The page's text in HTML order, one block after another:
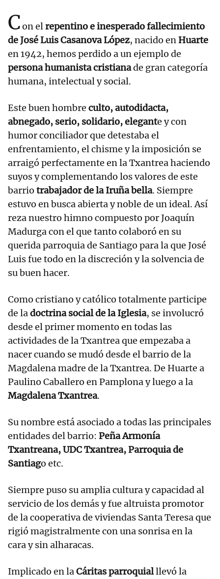
Con elrepentino e inesperado fallecimiento
de José Luis Casanova López, nacido en Huarte
en 1942, hemos perdido a un ejemplo de
persona humanista cristianade gran categoría
humana, intelectual y social.
Este buen hombre culto, autodidacta,
abnegado, serio, solidario, elegante y con
humor conciliador que detestaba el
enfrentamiento, el chisme y la imposición se
arraigó perfectamente en la Txantrea haciendo
suyos y complementando los valores de este
barrio trabajador de la Iruña bella. Siempre
estuvo en busca abierta y noble de un ideal. Así
reza nuestro himno compuesto por Joaquín
Madurga con el que tanto colaboró en su
querida parroquia de Santiago para la que José
Luis fue todo en la discreción y la solvencia de
su buen hacer.
Como cristiano y católico totalmente participe
de ladoctrina social de la Iglesia, se involucró
desde el primer momento en todas las
actividades de la Txantrea que empezaba a
nacer cuando se mudó desde el barrio de la
Magdalena madre de la Txantrea. De Huarte a
Paulino Caballero en Pamplona y luego a la
Magdalena Txantrea.
Su nombre está asociado a todas las principales
entidades del barrio: Peña Armonía
Txantreana, UDC Txantrea, Parroquia de
Santiago etc.
Siempre puso su amplia cultura y capacidad al
servicio de los demás y fue altruista promotor
de la cooperativa de viviendas Santa Teresa que
rigió magistralmente con una sonrisa en la
cara y sin alharacas.
Implicado en laCáritas parroquialllevó la